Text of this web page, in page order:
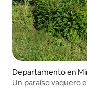
Departamento en
Un paraíso vaquero